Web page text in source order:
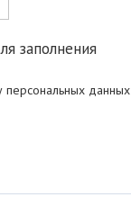
заполнения
персональных данных